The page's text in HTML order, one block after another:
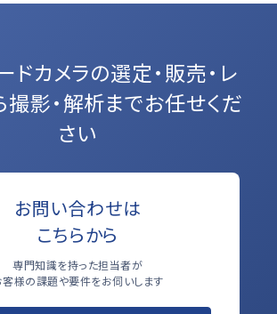
ドカメラの選定・販売・レ
撮影・解析までお任せくだ
さい
お問い合わせは
こちらから
専門知識を持った担当者が
客様の課題や要件をお伺いします